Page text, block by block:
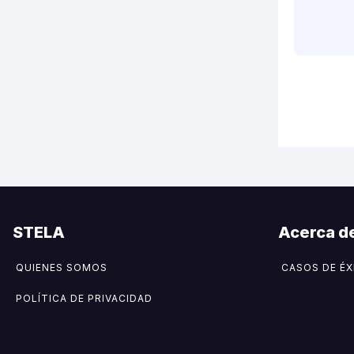
STELA
QUIENES SOMOS
POLÍTICA DE PRIVACIDAD
Acerca
CASOS DE